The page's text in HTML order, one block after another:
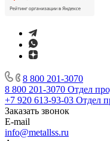
8 800 201-3070
8 800 201-3070 Отдел
+7 920 613-93-03 Отдел
Заказать звонок
E-mail
info@metallss.ru